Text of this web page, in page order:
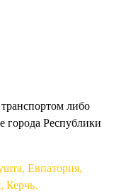
либо
города Республики
Евпатория,
Керчь.